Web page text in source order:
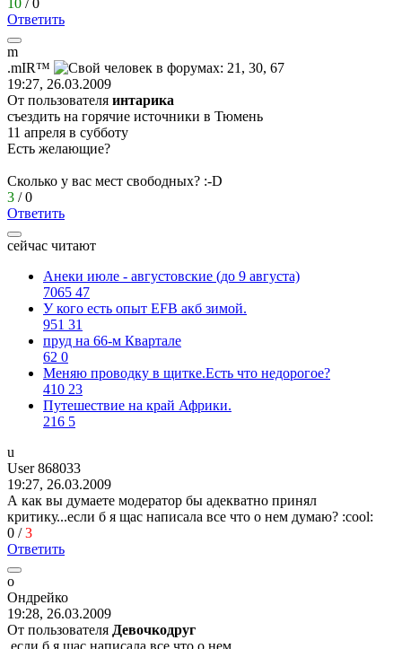
Ответить
m
.mIR™
19:27, 26.03.2009
От пользователя интарика
съездить на горячие источники в Тюмень
11 апреля в субботу
Есть желающие?
Сколько у вас мест свободных? :-D
3 /0
Ответить
сейчас читают
Анеки июле - августовские (до 9 августа)
7065 47
У кого есть опыт EFB акб зимой.
951 31
пруд на 66-м Квартале
62 0
Меняю проводку в щитке.Есть что недорогое?
410 23
Путешествие на край Африки.
216 5
u
User 868033
19:27, 26.03.2009
А как вы думаете модератор бы адекватно принял
критику...если б я щас написала все что о нем думаю? :cool:
0 /3
Ответить
о
Ондрейко
19:28, 26.03.2009
От пользователя Девочкодруг
.если б я щас написала все что о нем